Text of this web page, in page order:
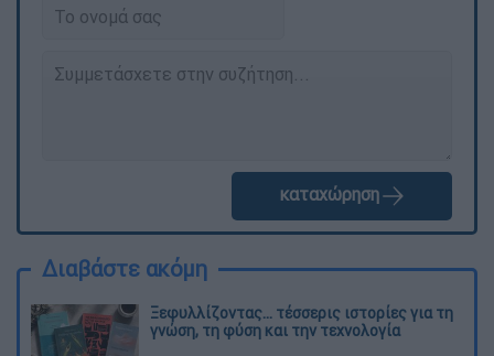
καταχώρηση
Διαβάστε ακόμη
Ξεφυλλίζοντας... τέσσερις ιστορίες για τη
γνώση, τη φύση και την τεχνολογία